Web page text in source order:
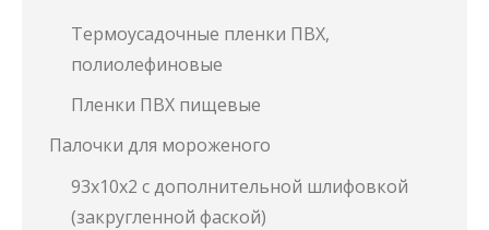
Термоусадочные пленки ПВХ,
полиолефиновые
Пленки ПВХ пищевые
Палочки для мороженого
93х10х2 с дополнительной шлифовкой
(закругленной фаской)